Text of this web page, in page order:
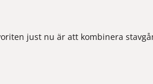
just nu är att kombinera